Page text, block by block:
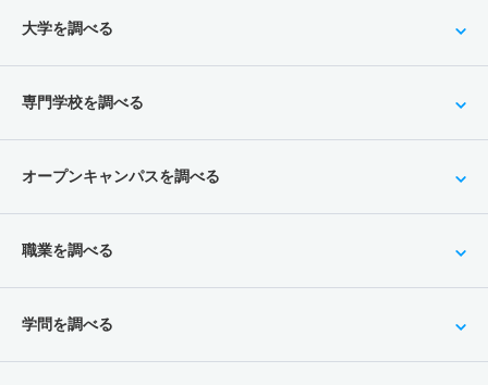
大学を調べる
専門学校を調べる
オープンキャンパスを調べる
職業を調べる
学問を調べる